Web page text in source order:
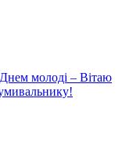
молоді – Вітаю